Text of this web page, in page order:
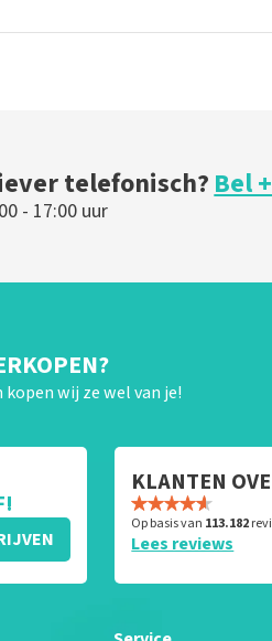
telefonisch?Bel
- 17:00 uur
wij ze wel van je!
KLANTEN
Op basis van 113.182
Lees reviews